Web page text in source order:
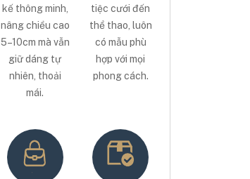
kế thông minh,
nâng chiều cao
5–10cm mà vẫn
giữ dáng tự
nhiên, thoải
mái.
tiệc cưới đến
thể thao, luôn
có mẫu phù
hợp với mọi
phong cách.